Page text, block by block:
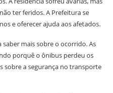
ter feridos. A Prefeitura se
e oferecer ajuda aos afetados.
saber mais sobre o ocorrido. As
porquê o ônibus perdeu os
sobre a segurança no transporte